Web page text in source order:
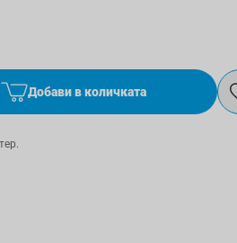
Добави в количката